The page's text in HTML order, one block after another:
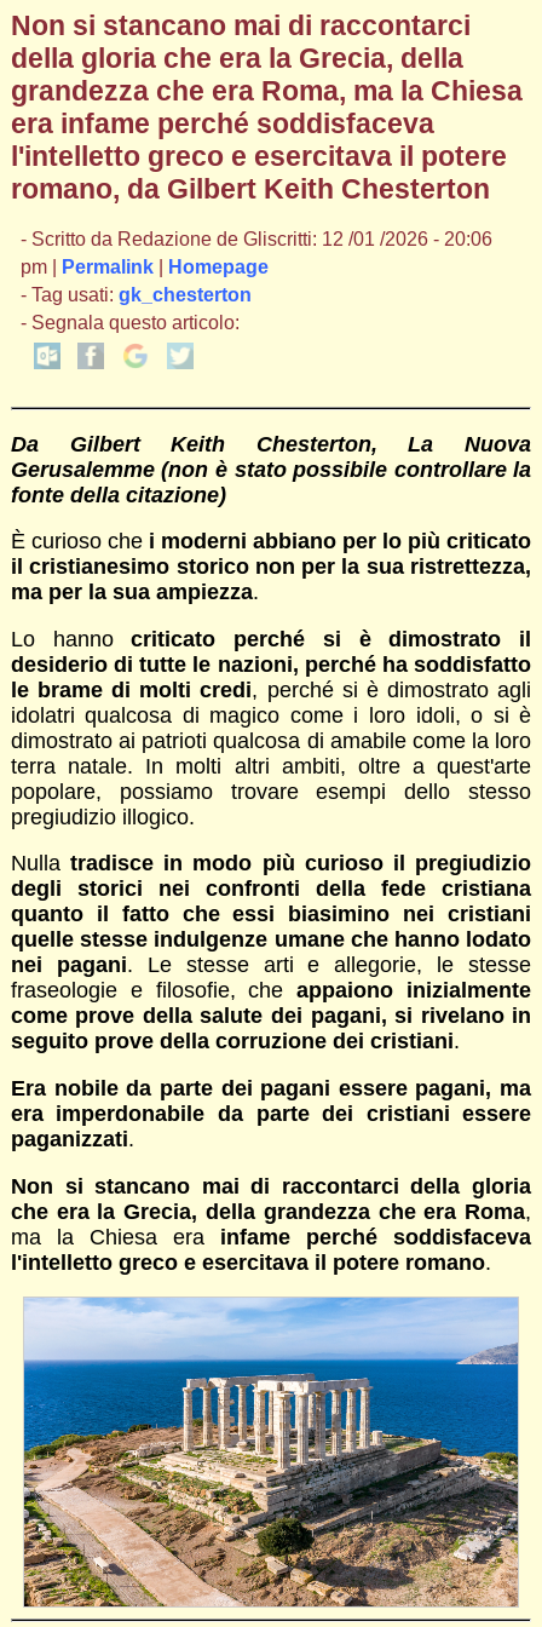
Non si stancano mai di raccontarci
della gloria che era la Grecia, della
grandezza che era Roma, ma la Chiesa
era infame perché soddisfaceva
l'intelletto greco e esercitava il potere
romano, da Gilbert Keith Chesterton
- Scritto da Redazione de Gliscritti: 12 /01 /2026 - 20:06
pm |
Permalink|
Homepage
- Tag usati: gk_chesterton
- Segnala questo articolo:
Da Gilbert Keith Chesterton, La Nuova
Gerusalemme (non è stato possibile controllare la
fonte della citazione)
È curioso che i moderni abbiano per lo più criticato
il cristianesimo storico non per la sua ristrettezza,
ma per la sua ampiezza.
Lo hannocriticato perché si è dimostrato il
desiderio di tutte le nazioni, perché ha soddisfatto
le brame di molti credi, perché si è dimostrato agli
idolatri qualcosa di magico come i loro idoli, o si è
dimostrato ai patrioti qualcosa di amabile come la loro
terra natale. In molti altri ambiti, oltre a quest'arte
popolare, possiamo trovare esempi dello stesso
pregiudizio illogico.
Nullatradisce in modo più curioso il pregiudizio
degli storici nei confronti della fede cristiana
quanto il fatto che essi biasimino nei cristiani
quelle stesse indulgenze umane che hanno lodato
nei pagani. Le stesse arti e allegorie, le stesse
fraseologie e filosofie, cheappaiono inizialmente
come prove della salute dei pagani, si rivelano in
seguito prove della corruzione dei cristiani.
Era nobile da parte dei pagani essere pagani, ma
era imperdonabile da parte dei cristiani essere
paganizzati.
Non si stancano mai di raccontarci della gloria
che era la Grecia, della grandezza che era Roma,
ma la Chiesa era infame perché soddisfaceva
l'intelletto greco e esercitava il potere romano.